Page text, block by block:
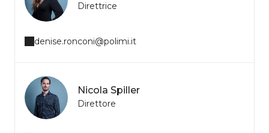
Direttrice
denise.ronconi@polimi.it
Nicola Spiller
Direttore